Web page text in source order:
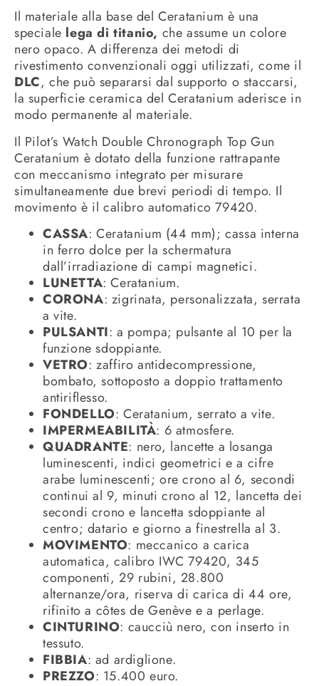
Il materiale alla base del Ceratanium è una
speciale lega di titanio, che assume un colore
nero opaco. A differenza dei metodi di
rivestimento convenzionali oggi utilizzati, come il
DLC, che può separarsi dal supporto o staccarsi,
la superficie ceramica del Ceratanium aderisce in
modo permanente al materiale.
Il Pilot’s Watch Double Chronograph Top Gun
Ceratanium è dotato della funzione rattrapante
con meccanismo integrato per misurare
simultaneamente due brevi periodi di tempo. Il
movimento è il calibro automatico 79420.
CASSA: Ceratanium (44 mm); cassa interna
in ferro dolce per la schermatura
dall’irradiazione di campi magnetici.
LUNETTA: Ceratanium.
CORONA: zigrinata, personalizzata, serrata
a vite.
PULSANTI: a pompa; pulsante al 10 per la
funzione sdoppiante.
VETRO: zaffiro antidecompressione,
bombato, sottoposto a doppio trattamento
antiriflesso.
FONDELLO: Ceratanium, serrato a vite.
IMPERMEABILITÀ: 6 atmosfere.
QUADRANTE: nero, lancette a losanga
luminescenti, indici geometrici e a cifre
arabe luminescenti; ore crono al 6, secondi
continui al 9, minuti crono al 12, lancetta dei
secondi crono e lancetta sdoppiante al
centro; datario e giorno a finestrella al 3.
MOVIMENTO: meccanico a carica
automatica, calibro IWC 79420, 345
componenti, 29 rubini, 28.800
alternanze/ora, riserva di carica di 44 ore,
rifinito a côtes de Genève e a perlage.
CINTURINO: caucciù nero, con inserto in
tessuto.
FIBBIA: ad ardiglione.
PREZZO: 15.400 euro.